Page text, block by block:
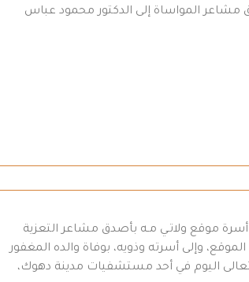
مشاعر المواساة إلى الدكتور محمود عباس
موقع ولاتـي مـه بأصدق مشاعر التعزية
وإلى أسرته وذويه، بوفاة والده المغفور
تعالى اليوم في أحد مستشفيات مدينة دهوك،